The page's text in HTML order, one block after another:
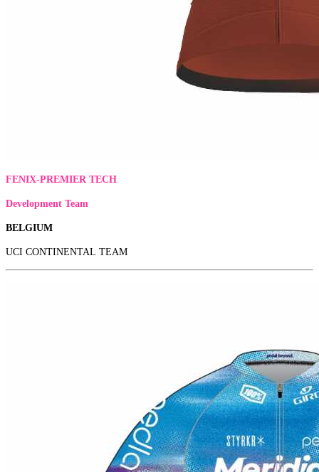
FENIX-PREMIER TECH
Development Team
BELGIUM
UCI CONTINENTAL TEAM